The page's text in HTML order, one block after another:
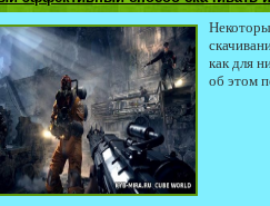
как для
об этом